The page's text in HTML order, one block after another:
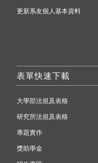
更新系友個人基本資料
表單快速下載
大學部法規及表格
研究所法規及表格
專題實作
獎助學金